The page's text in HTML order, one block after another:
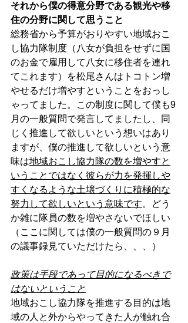
それから僕の得意分野である観光や移
住の分野に関して思うこと
総務省から予算がおりやすい地域おこ
し協力隊制度（八女が負担をせずに国
のお金で雇用して八女に移住者を連れ
てこれます）を松尾さんはトコトン増
やせるだけ増やすということをおっし
ゃってました。この制度に関して僕も9
月の一般質問で発言してましたし、同
じく推進して欲しいという想いはあり
ますが、僕の推進して欲しいという意
味は地域おこし協力隊の数を増やすと
いうことではなく彼らが力を発揮しや
すくなるような土壌づくりに積極的な
努力して欲しいという意味です。どう
か雑に隊員の数を増やさないでほしい
（ここに関しては僕の一般質問の９月
の議事録見ていただけたら、、、）
政策は手段であって目的になるべきで
はないということ
地域おこし協力隊を推進する目的は地
域の人と外からやってきた人が触れ合